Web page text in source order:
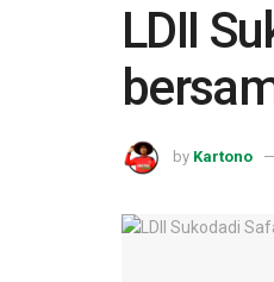
LDII
by Kartono